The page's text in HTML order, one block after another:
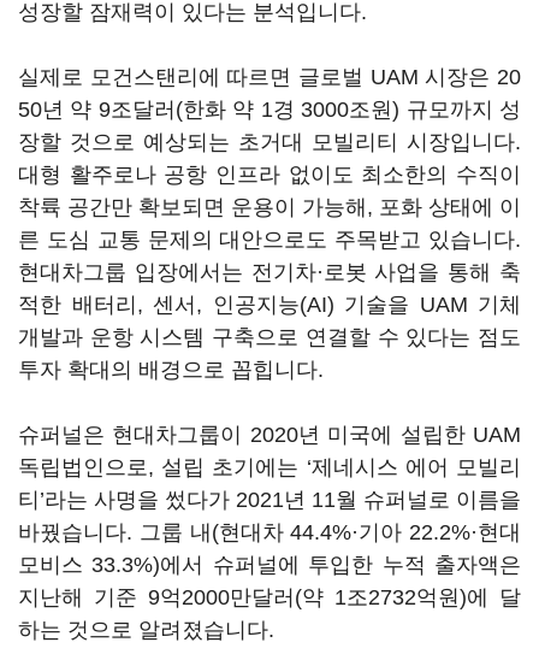
성장할 잠재력이 있다는 분석입니다.
실제로 모건스탠리에 따르면 글로벌 UAM 시장은 20
50년 약 9조달러(한화 약 1경 3000조원) 규모까지 성
장할 것으로 예상되는 초거대 모빌리티 시장입니다.
대형 활주로나 공항 인프라 없이도 최소한의 수직이
착륙 공간만 확보되면 운용이 가능해, 포화 상태에 이
른 도심 교통 문제의 대안으로도 주목받고 있습니다.
현대차그룹 입장에서는 전기차·로봇 사업을 통해 축
적한 배터리, 센서, 인공지능(AI) 기술을 UAM 기체
개발과 운항 시스템 구축으로 연결할 수 있다는 점도
투자 확대의 배경으로 꼽힙니다.
슈퍼널은 현대차그룹이 2020년 미국에 설립한 UAM
독립법인으로, 설립 초기에는 ‘제네시스 에어 모빌리
티’라는 사명을 썼다가 2021년 11월 슈퍼널로 이름을
바꿨습니다. 그룹 내(현대차 44.4%·기아 22.2%·현대
모비스 33.3%)에서 슈퍼널에 투입한 누적 출자액은
지난해 기준 9억2000만달러(약 1조2732억원)에 달
하는 것으로 알려졌습니다.